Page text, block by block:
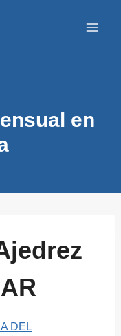
en